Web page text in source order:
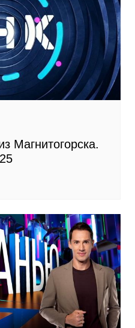
Магнитогорска.